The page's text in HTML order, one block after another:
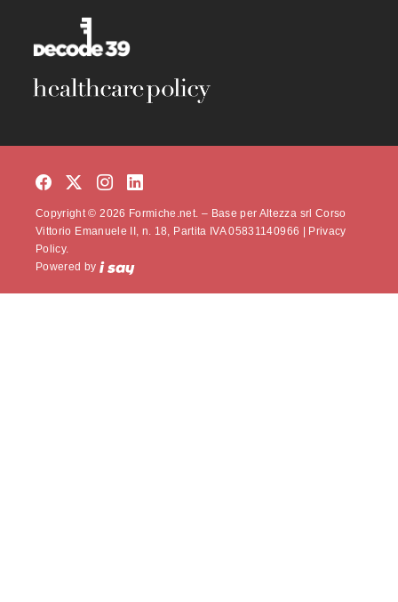
Copyright © 2026 Formiche.net. – Base per Altezza srl Corso
Vittorio Emanuele II, n. 18, Partita IVA 05831140966 |
Privacy
Policy.
Powered by